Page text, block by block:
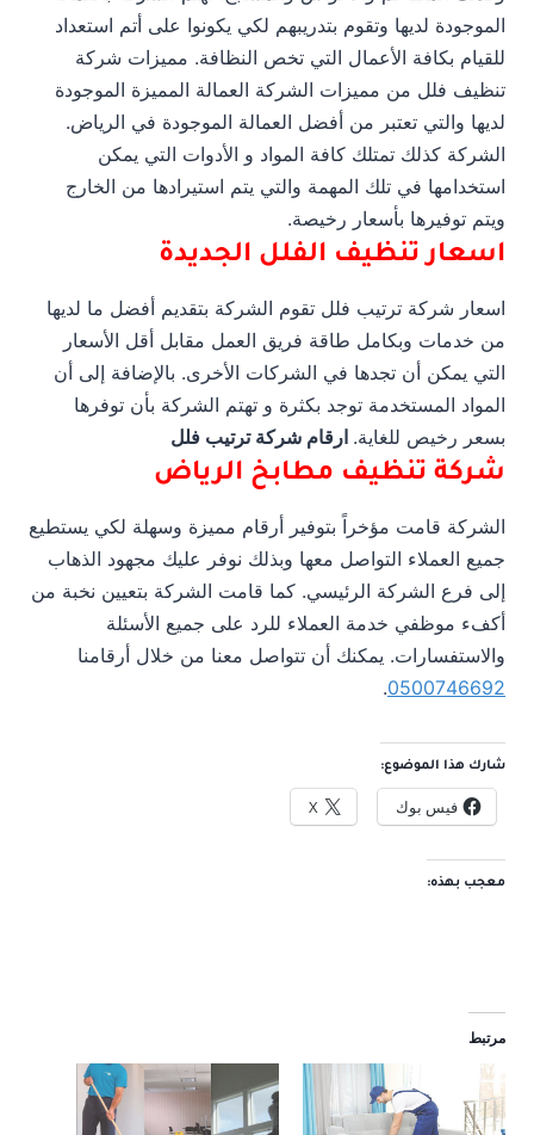
الموجودة لديها وتقوم بتدريبهم لكي يكونوا على أتم استعداد
للقيام بكافة الأعمال التي تخص النظافة. مميزات شركة
تنظيف فلل من مميزات الشركة العمالة المميزة الموجودة
لديها والتي تعتبر من أفضل العمالة الموجودة في الرياض.
الشركة كذلك تمتلك كافة المواد و الأدوات التي يمكن
استخدامها في تلك المهمة والتي يتم استيرادها من الخارج
ويتم توفيرها بأسعار رخيصة.
اسعار تنظيف الفلل الجديدة
اسعار شركة ترتيب فلل تقوم الشركة بتقديم أفضل ما لديها
من خدمات وبكامل طاقة فريق العمل مقابل أقل الأسعار
التي يمكن أن تجدها في الشركات الأخرى. بالإضافة إلى أن
المواد المستخدمة توجد بكثرة و تهتم الشركة بأن توفرها
بسعر رخيص للغاية. ارقام شركة ترتيب فلل
شركة تنظيف مطابخ الرياض
الشركة قامت مؤخراً بتوفير أرقام مميزة وسهلة لكي يستطيع
جميع العملاء التواصل معها وبذلك نوفر عليك مجهود الذهاب
إلى فرع الشركة الرئيسي. كما قامت الشركة بتعيين نخبة من
أكفء موظفي خدمة العملاء للرد على جميع الأسئلة
والاستفسارات. يمكنك أن تتواصل معنا من خلال أرقامنا
0500746692
.
شارك هذا الموضوع:
فيس بوك X
معجب بهذه:
مرتبط